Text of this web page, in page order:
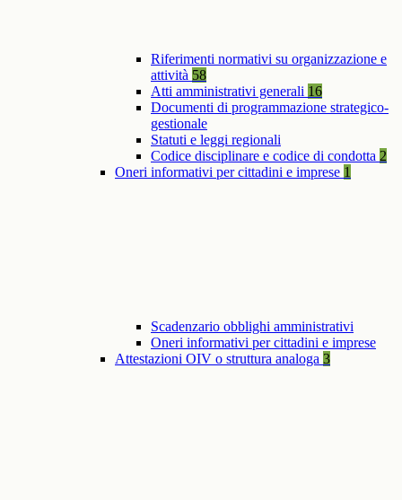
Riferimenti normativi su organizzazione e
attività 58
Atti amministrativi generali 16
Documenti di programmazione strategico-
gestionale
Statuti e leggi regionali
Codice disciplinare e codice di condotta 2
Oneri informativi per cittadini e imprese 1
Scadenzario obblighi amministrativi
Oneri informativi per cittadini e imprese
Attestazioni OIV o struttura analoga 3